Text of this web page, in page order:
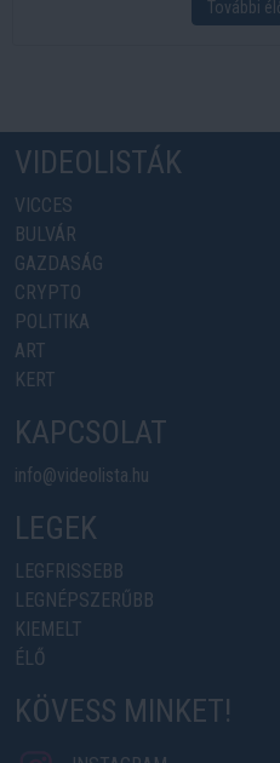
További
VIDEOLISTÁK
VICCES
BULVÁR
GAZDASÁG
CRYPTO
POLITIKA
ART
KERT
KAPCSOLAT
info@videolista.hu
LEGEK
LEGFRISSEBB
LEGNÉPSZERŰBB
KIEMELT
ÉLŐ
KÖVESS MINKET!